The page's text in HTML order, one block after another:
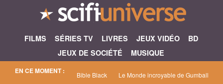
FILMS SÉRIES TV LIVRES JEUX VIDÉO
BD
JEUX DE SOCIÉTÉ
MUSIQUE
EN CE MOMENT : Bible Black
Le Monde incroyable de Gumball